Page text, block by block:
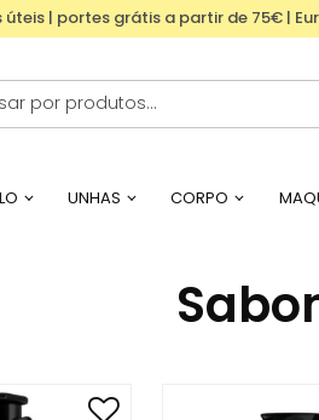
| portes grátis a partir de 75€ |
UNHAS CORPO